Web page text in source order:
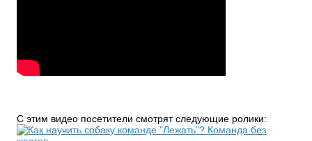
С этим видео посетители смотрят следующие ролики: